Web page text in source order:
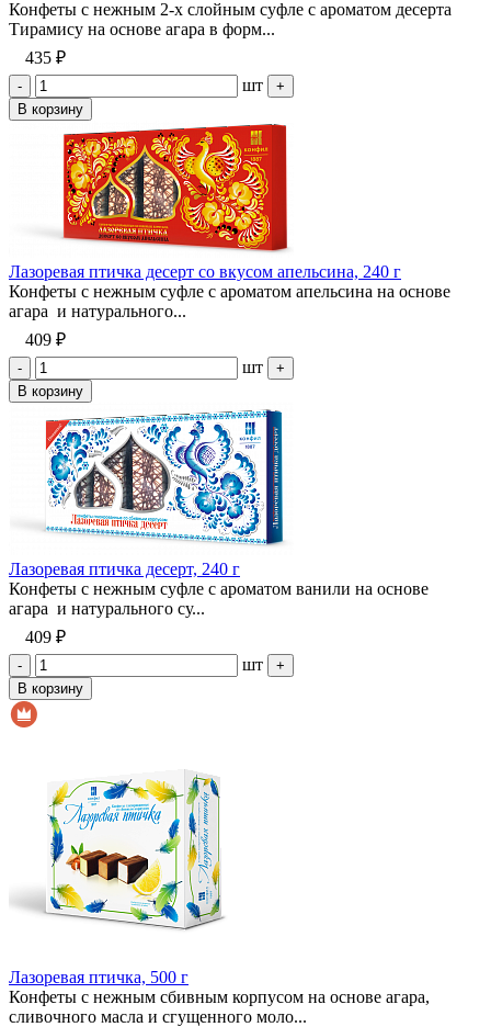
Конфеты с нежным 2-х слойным суфле с ароматом десерта
Тирамису на основе агара в форм...
435 ₽
- шт
+
В корзину
Лазоревая птичка десерт со вкусом апельсина, 240 г
Конфеты с нежным суфле с ароматом апельсина на основе
агара и натурального...
409 ₽
- шт
+
В корзину
Лазоревая птичка десерт, 240 г
Конфеты с нежным суфле с ароматом ванили на основе
агара и натурального су...
409 ₽
- шт
+
В корзину
Лазоревая птичка, 500 г
Конфеты с нежным сбивным корпусом на основе агара,
сливочного масла и сгущенного моло...